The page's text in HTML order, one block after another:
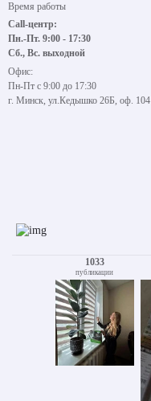
Время работы
Call-центр:
Пн.-Пт. 9:00 - 17:30
Сб., Вс. выходной
Офис:
Пн-Пт с 9:00 до 17:30
г. Минск, ул.Кедышко 26Б, оф. 104
1033
публикации